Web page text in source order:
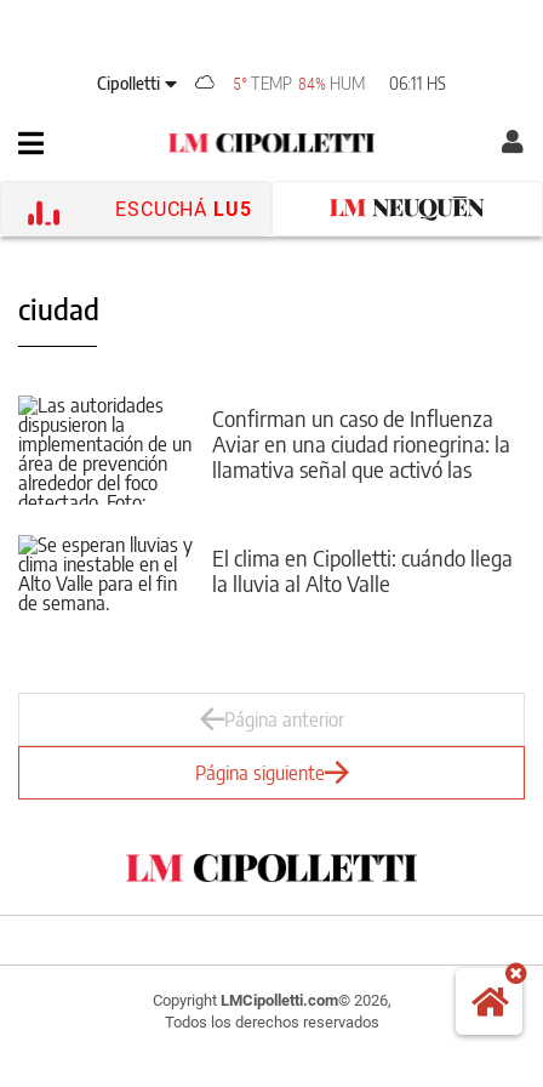
Cipolletti 5°TEMP 84% HUM 06:11 HS
ESCUCHÁ LU5
ciudad
Confirman un caso de Influenza
Aviar en una ciudad rionegrina: la
llamativa señal que activó las
El clima en Cipolletti: cuándo llega
la lluvia al Alto Valle
Página anterior
Página siguiente
Copyright LMCipolletti.com© 2026,
Todos los derechos reservados